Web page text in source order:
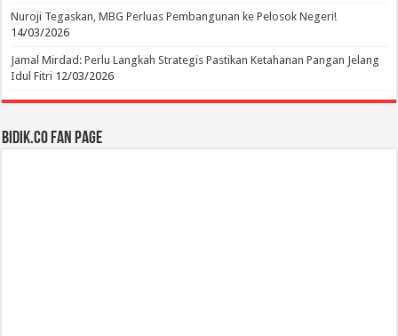
Nuroji Tegaskan, MBG Perluas Pembangunan ke Pelosok Negeri!
14/03/2026
Jamal Mirdad: Perlu Langkah Strategis Pastikan Ketahanan Pangan Jelang
Idul Fitri 12/03/2026
BIDIK.CO Fan Page